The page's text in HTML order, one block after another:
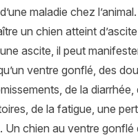
maladie chez l’animal.
un chien atteint
ascite, il peut
ventre gonflé, des
de la diarrhée,
de la fatigue, une
Un chien au ventre gonflé